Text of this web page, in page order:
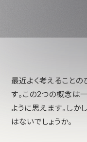
最近よく考えることの
す。この2つの概念は
ように思えます。しか
はないでしょうか。